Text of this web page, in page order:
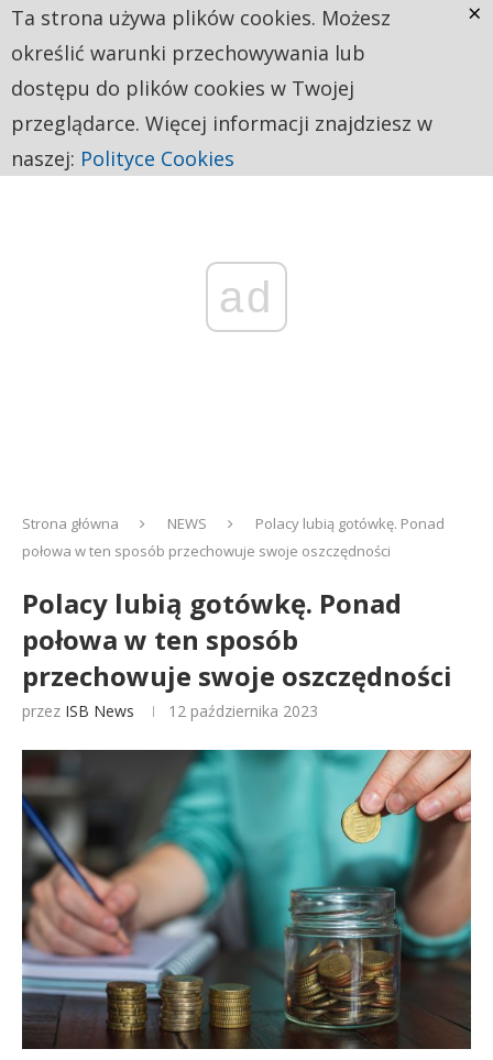
ad
Strona główna NEWS
Polacy lubią gotówkę. Ponad
połowa w ten sposób przechowuje swoje oszczędności
Polacy lubią gotówkę. Ponad
połowa w ten sposób
przechowuje swoje oszczędności
przez ISB News 12 października 2023
Ta strona używa plików cookies. Możesz
określić warunki przechowywania lub
dostępu do plików cookies w Twojej
przeglądarce. Więcej informacji znajdziesz w
naszej: Polityce Cookies
×